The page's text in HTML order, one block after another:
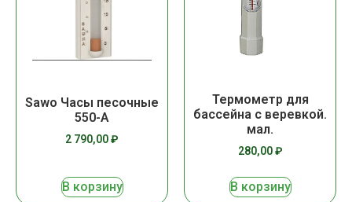
Sawo Часы песочные
550-А
2 790,00₽
В корзину
Термометр для
бассейна с веревкой.
мал.
280,00₽
В корзину